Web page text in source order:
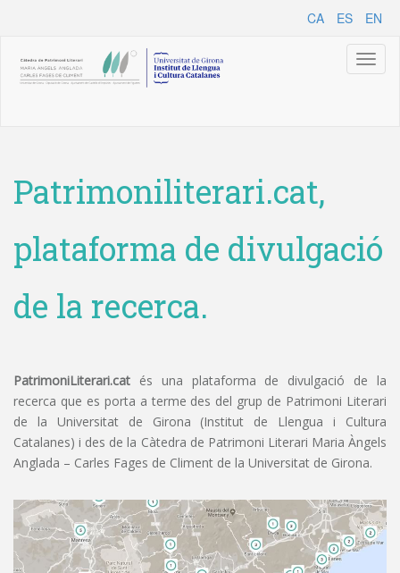
CA ES EN
Patrimoniliterari.cat,
plataforma de divulgació
de la recerca.
PatrimoniLiterari.cat és una plataforma de divulgació de la
recerca que es porta a terme des del grup de Patrimoni Literari
de la Universitat de Girona (Institut de Llengua i Cultura
Catalanes) i des de la Càtedra de Patrimoni Literari Maria Àngels
Anglada – Carles Fages de Climent de la Universitat de Girona.